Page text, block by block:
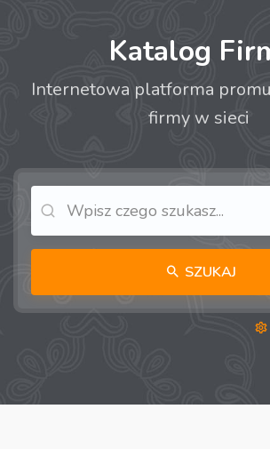
Katalog
Internetowa platforma
firmy w sieci
SZUKAJ